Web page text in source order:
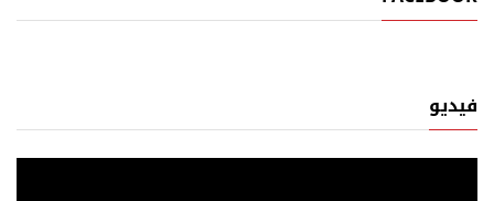
فيديو